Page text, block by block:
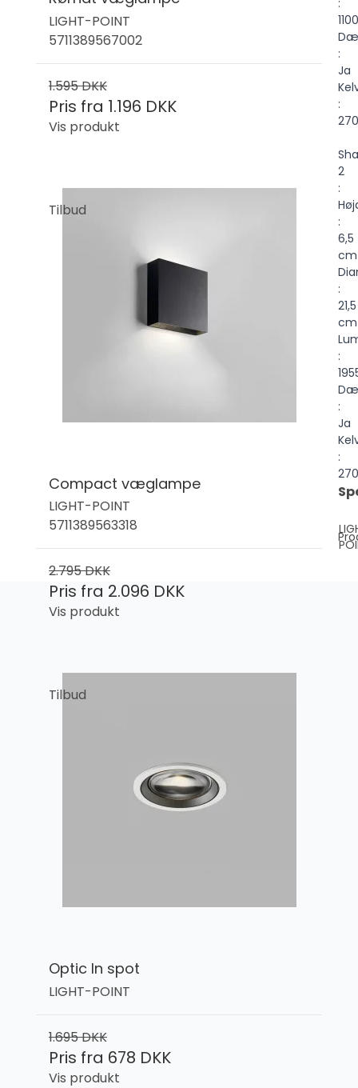
LIGHT-POINT
5711389567002
1.595 DKK
Pris fra 1.196 DKK
Vis produkt
Tilbud
Compact væglampe
LIGHT-POINT
5711389563318
2.795 DKK
Pris fra 2.096 DKK
Vis produkt
Tilbud
Optic In spot
LIGHT-POINT
1.695 DKK
Pris fra 678 DKK
Vis produkt
:
:
Ja
:
2
:
:
6,5
cm
:
21,5
cm
:
:
Ja
: